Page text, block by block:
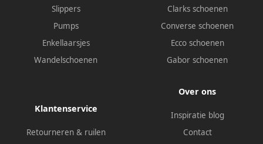
Slippers
Pumps
Enkellaarsjes
Wandelschoenen
Clarks schoenen
Converse schoenen
Ecco schoenen
Gabor schoenen
Klantenservice
Retourneren & ruilen
Over ons
Inspiratie blog
Contact